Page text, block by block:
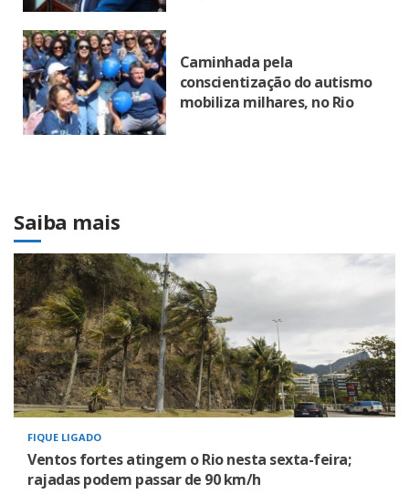
Caminhada pela
conscientização do autismo
mobiliza milhares, no Rio
Saiba mais
FIQUE LIGADO
Ventos fortes atingem o Rio nesta sexta-feira;
rajadas podem passar de 90 km/h